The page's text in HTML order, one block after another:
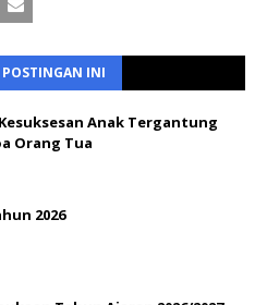
INI
Anak Tergantung
Orang Tua
2026